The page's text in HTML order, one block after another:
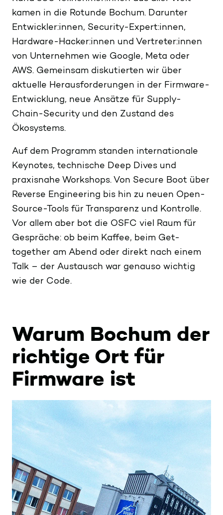
kamen in die Rotunde Bochum. Darunter
Entwickler:innen, Security-Expert:innen,
Hardware-Hacker:innen und Vertreter:innen
von Unternehmen wie Google, Meta oder
AWS. Gemeinsam diskutierten wir über
aktuelle Herausforderungen in der Firmware-
Entwicklung, neue Ansätze für Supply-
Chain-Security und den Zustand des
Ökosystems.
Auf dem Programm standen internationale
Keynotes, technische Deep Dives und
praxisnahe Workshops. Von Secure Boot über
Reverse Engineering bis hin zu neuen Open-
Source-Tools für Transparenz und Kontrolle.
Vor allem aber bot die OSFC viel Raum für
Gespräche: ob beim Kaffee, beim Get-
together am Abend oder direkt nach einem
Talk – der Austausch war genauso wichtig
wie der Code.
Warum Bochum der
richtige Ort für
Firmware ist